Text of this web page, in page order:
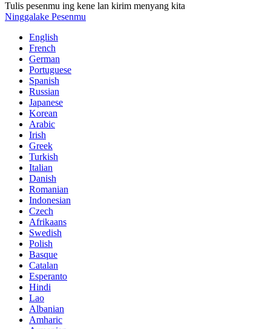
Tulis pesenmu ing kene lan kirim menyang kita
Ninggalake Pesenmu
English
French
German
Portuguese
Spanish
Russian
Japanese
Korean
Arabic
Irish
Greek
Turkish
Italian
Danish
Romanian
Indonesian
Czech
Afrikaans
Swedish
Polish
Basque
Catalan
Esperanto
Hindi
Lao
Albanian
Amharic